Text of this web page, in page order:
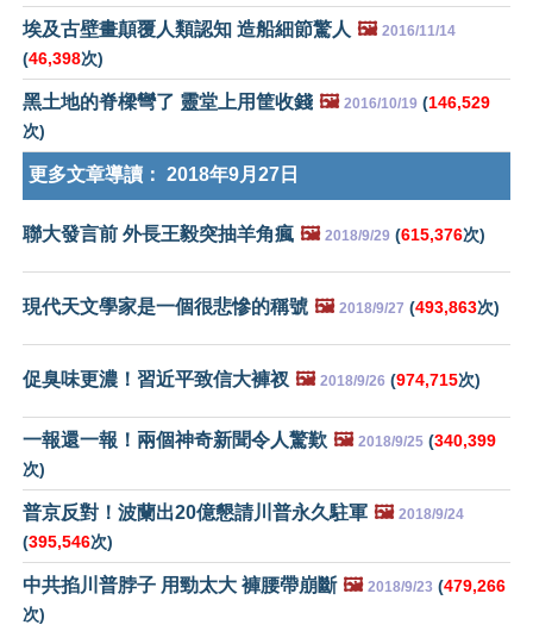
埃及古壁畫顛覆人類認知 造船細節驚人 🖼️ 2016/11/14
(46,398次)
黑土地的脊樑彎了 靈堂上用筐收錢 🖼️ 2016/10/19 (146,529
次)
更多文章導讀： 2018年9月27日
聯大發言前 外長王毅突抽羊角瘋 🖼️ 2018/9/29 (615,376次)
現代天文學家是一個很悲慘的稱號 🖼️ 2018/9/27 (493,863次)
促臭味更濃！習近平致信大褲衩 🖼️ 2018/9/26 (974,715次)
一報還一報！兩個神奇新聞令人驚歎 🖼️ 2018/9/25 (340,399
次)
普京反對！波蘭出20億懇請川普永久駐軍 🖼️ 2018/9/24
(395,546次)
中共掐川普脖子 用勁太大 褲腰帶崩斷 🖼️ 2018/9/23 (479,266
次)